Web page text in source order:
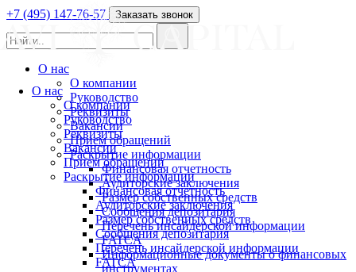
О нас
О компании
Руководство
Реквизиты
Вакансии
Прием обращений
Раскрытие информации
Финансовая отчетность
Аудиторские заключения
Размер собственных средств
Сообщения депозитария
Перечень инсайдерской информации
FATCA
+7 (495) 147-76-57 Заказать звонок
О нас
О компании
Руководство
Реквизиты
Вакансии
Прием обращений
Раскрытие информации
Финансовая отчетность
Аудиторские заключения
Размер собственных средств
Сообщения депозитария
Перечень инсайдерской информации
FATCA
Информационные документы о финансовых
инструментах